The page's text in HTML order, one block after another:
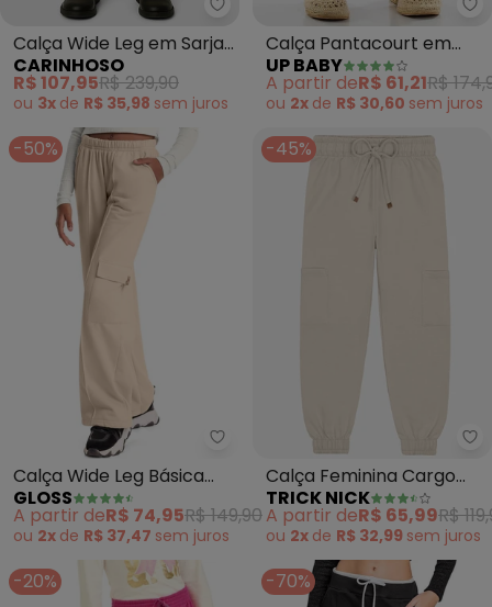
Carinhoso - Calça Wide Leg
Calça Wide Leg em Sarja
Corações (Off White)
CARINHOSO
R$ 107,95R$ 239,90
ou 3x de R$ 35,98 sem juros
Calça Pantacourt em
Viscose e Linho (Bege)
UP BABY
A partir deR$ 61,21R$
ou 2x de R$ 30,60 sem juros
-50%
Gloss - Calça Wide Leg Básica
Calça Wide Leg Básica
Juvenil (Bege)
GLOSS
A partir deR$ 74,95R$ 149,90
ou 2x de R$ 37,47 sem juros
-45%
Calça Feminina Cargo
Moletom (Bege)
TRICK NICK
A partir deR$ 65,99R$
ou 2x de R$ 32,99 sem juros
-20% -70%